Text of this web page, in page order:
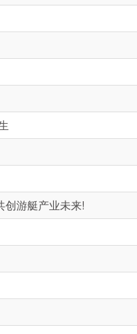
游艇产业未来!